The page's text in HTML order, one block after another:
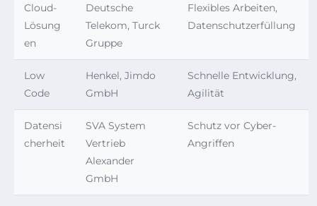
Cloud-
Lösung
en
Deutsche
Telekom, Turck
Gruppe
Flexibles Arbeiten,
Datenschutzerfüllung
Low
Code
Henkel, Jimdo
GmbH
Schnelle Entwicklung,
Agilität
Datensi
cherheit
SVA System
Vertrieb
Alexander
GmbH
Schutz vor Cyber-
Angriffen